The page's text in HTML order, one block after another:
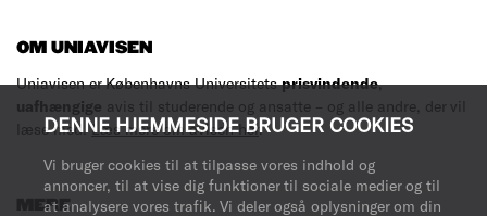
DENNE HJEMMESIDE BRUGER COOKIES
Vi bruger cookies til at tilpasse vores indhold og
annoncer, til at vise dig funktioner til sociale medier og til
at analysere vores trafik. Vi deler også oplysninger om din
OM UNIAVISEN
Uniavisen er Københavns Universitetsprisvindende,
uafhængige avis til studerende og ansatte – og alle andre, der vil
læse med.Læs mere om avisen her.
MERE